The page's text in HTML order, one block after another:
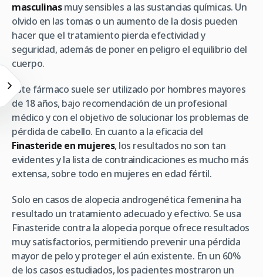
masculinasmuy sensibles a las sustancias químicas. Un
olvido en las tomas o un aumento de la dosis pueden
hacer que el tratamiento pierda efectividad y
seguridad, además de poner en peligro el equilibrio del
cuerpo.
Este fármaco suele ser utilizado por hombres mayores
de 18 años, bajo recomendación de un profesional
médico y con el objetivo de solucionar los problemas de
pérdida de cabello. En cuanto a la eficacia del
Finasteride en mujeres, los resultados no son tan
evidentes y la lista de contraindicaciones es mucho más
extensa, sobre todo en mujeres en edad fértil.
Solo en casos de alopecia androgenética femenina ha
resultado un tratamiento adecuado y efectivo. Se usa
Finasteride contra la alopecia porque ofrece resultados
muy satisfactorios, permitiendo prevenir una pérdida
mayor de pelo y proteger el aún existente. En un 60%
de los casos estudiados, los pacientes mostraron un